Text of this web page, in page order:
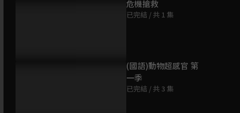
危機搶救
已完結 / 共 1 集
(國語)動物超感官 第
一季
已完結 / 共 3 集